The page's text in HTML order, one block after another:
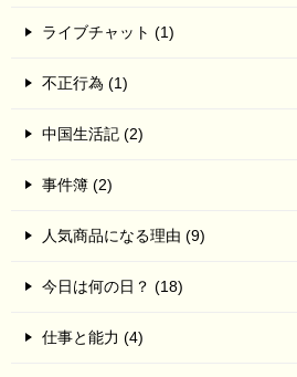
ライブチャット (1)
不正行為 (1)
中国生活記 (2)
事件簿 (2)
人気商品になる理由 (9)
今日は何の日？ (18)
仕事と能力 (4)